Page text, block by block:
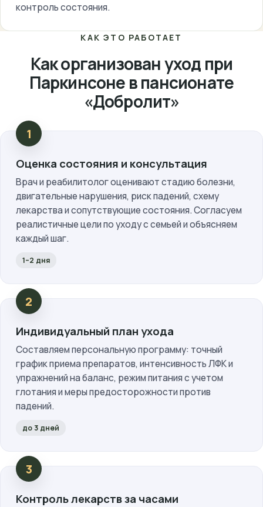
контроль состояния.
КАК ЭТО РАБОТАЕТ
Как организован уход при
Паркинсоне в пансионате
«Добролит»
Оценка состояния и консультация
Врач и реабилитолог оценивают стадию болезни,
двигательные нарушения, риск падений, схему
лекарства и сопутствующие состояния. Согласуем
реалистичные цели по уходу с семьей и объясняем
каждый шаг.
1–2 дня
Индивидуальный план ухода
Составляем персональную программу: точный
график приема препаратов, интенсивность ЛФК и
упражнений на баланс, режим питания с учетом
глотания и меры предосторожности против
падений.
до 3 дней
Контроль лекарств за часами